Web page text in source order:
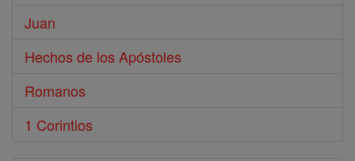
Juan
Hechos de los Apóstoles
Romanos
1 Corintios